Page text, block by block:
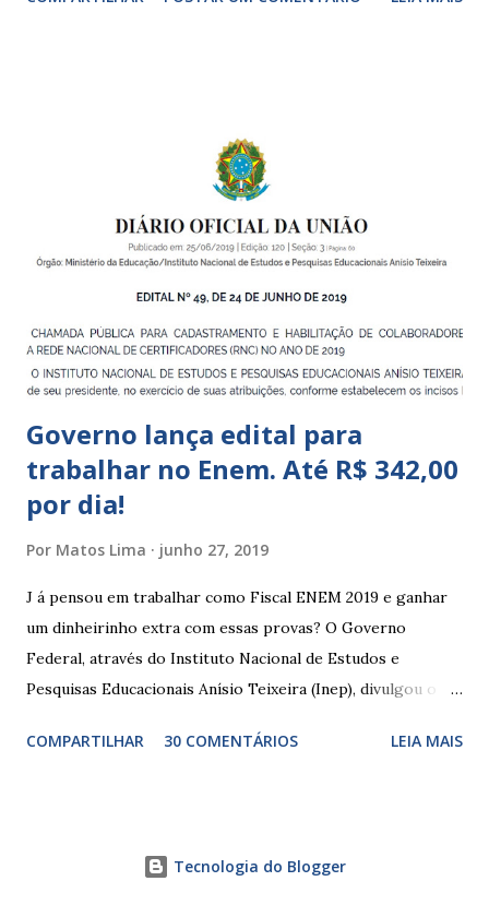
garantir o direito das crianças a uma educação integral e de
crianças de zero a 3 anos e 11 meses; – EMEIs - Escolas
Municipais de Educação Infantil, que atendem crianças de 4
a 5 anos e 11 meses; – CEMEI - Centro Municipal de
Educação Infantil, que recebe crianças de zero a 5 anos e 11
Indígena, e trabalham com cri...
Governo lança edital para
trabalhar no Enem. Até R$ 342,00
por dia!
Por Matos Lima junho 27, 2019
J á pensou em trabalhar como Fiscal ENEM 2019 e ganhar
um dinheirinho extra com essas provas? O Governo
Federal, através do Instituto Nacional de Estudos e
Pesquisas Educacionais Anísio Teixeira (Inep), divulgou o
Enem 2019. O Exame Nacional do Ensino Médio ou ENEM é
essas provas. As funções principais de um fiscal de prova
COMPARTILHAR 30 COMENTÁRIOS LEIA MAIS
Tecnologia do Blogger